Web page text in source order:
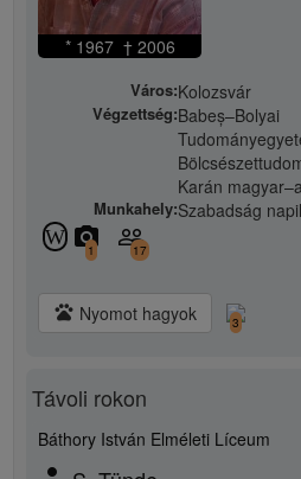
* 1967 † 2006
Város:Kolozsvár
Végzettség:Babeș–Bolyai
Karán
Munkahely:Szabadság
W camera_alt
1 people_outline
17
pets Nyomot hagyok 3
Távoli rokon
Báthory István Elméleti Líceum